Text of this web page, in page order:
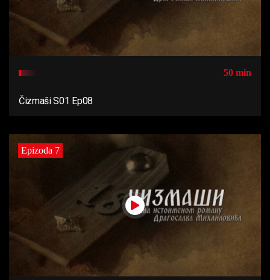
50 min
Čizmaši S01 Ep08
Epizoda 7